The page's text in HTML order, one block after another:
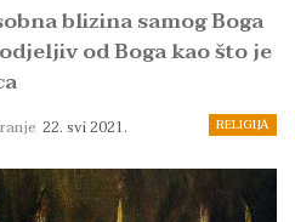
blizina samog Boga
od Boga kao što je
RELIGIJA
22. svi 2021.